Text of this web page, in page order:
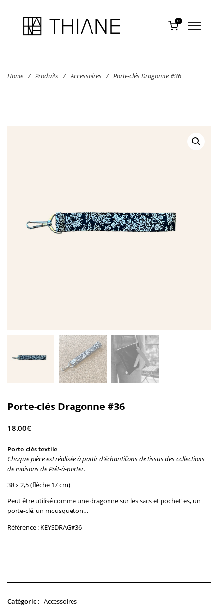
0
Home / Produits / Accessoires / Porte-clés Dragonne #36
Porte-clés Dragonne #36
18.00€
Porte-clés textile
Chaque pièce est réalisée à partir d’échantillons de tissus des collections
de maisons de Prêt-à-porter.
38 x 2,5 (flèche 17 cm)
Peut être utilisé comme une dragonne sur les sacs et pochettes, un
porte-clé, un mousqueton…
Référence : KEYSDRAG#36
Catégorie : Accessoires